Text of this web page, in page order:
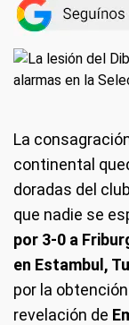
La
continental
doradas del
que nadie se
por 3-0 a
en Estambul,
por la
revelación de